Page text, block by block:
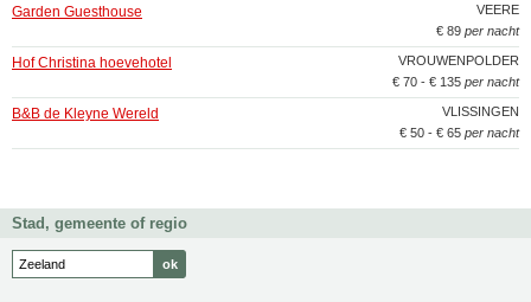
VEERE
Garden Guesthouse
€ 89 per nacht
VROUWENPOLDER
Hof Christina hoevehotel
€ 70 - € 135 per nacht
VLISSINGEN
B&B de Kleyne Wereld
€ 50 - € 65 per nacht
Stad, gemeente of regio